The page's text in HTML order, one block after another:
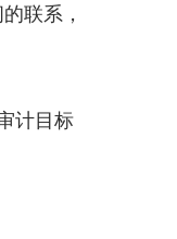
联系，
计目标